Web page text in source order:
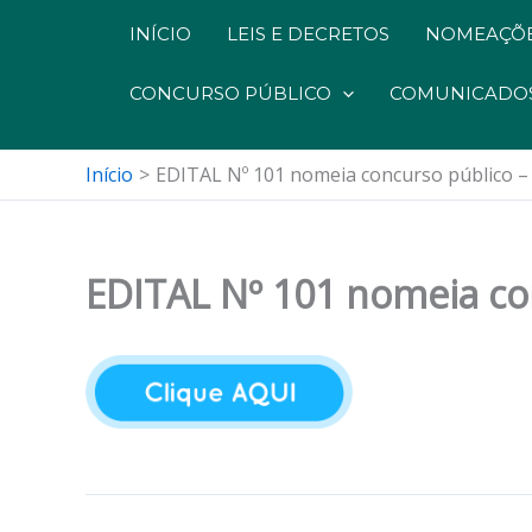
INÍCIO LEIS E DECRETOS
CONCURSO PÚBLICO
Início EDITAL Nº 101 nomeia concurso público –
EDITAL Nº 101 nomeia